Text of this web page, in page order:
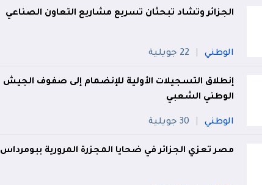
الجزائر وتشاد تبحثان تسريع مشاريع التعاون الصناعي
الوطني 22 جويلية
إنطلاق التسجيلات الأولية للإنضمام إلى صفوف الجيش
الوطني الشعبي
الوطني 30 جويلية
مصر تعزي الجزائر في ضحايا المجزرة المرورية ببومرداس